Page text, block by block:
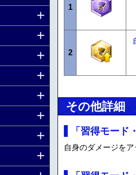
1
2
その他詳細
「習得モード
自身のダメージを